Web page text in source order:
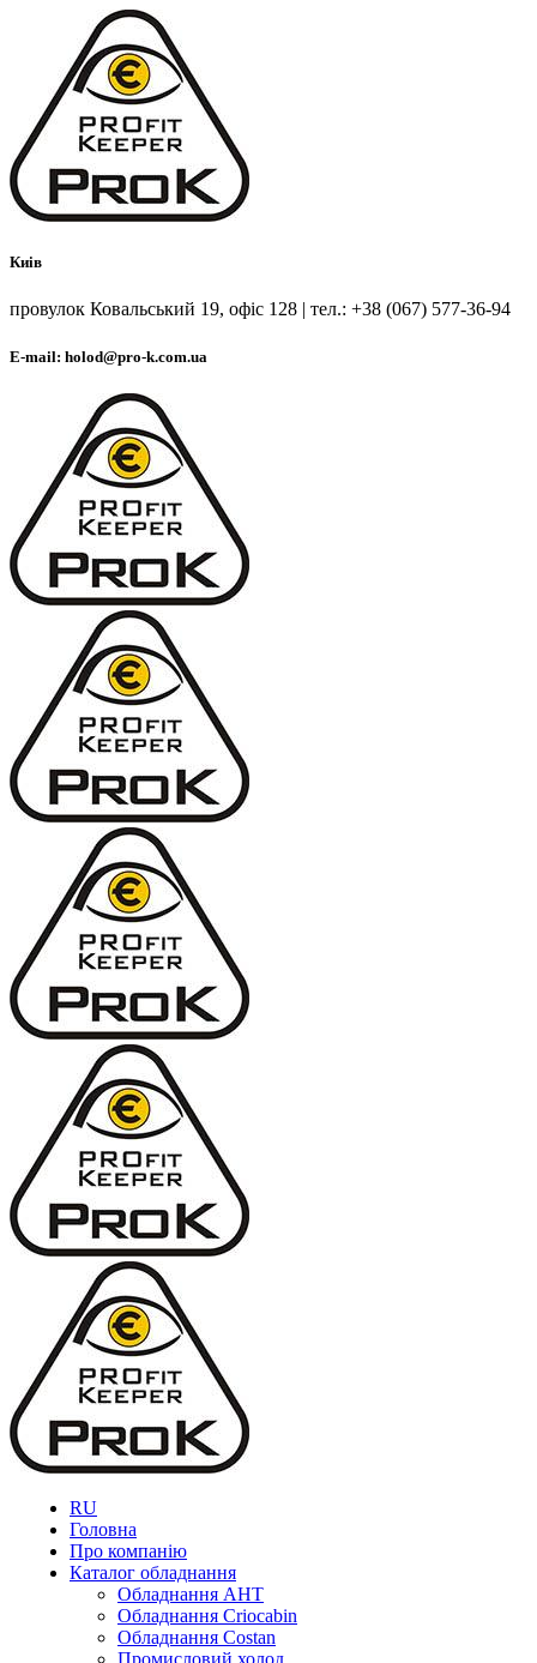
Киів
провулок Ковальський 19, офіс 128 | тел.: +38 (067) 577-36-94
E-mail: holod@pro-k.com.ua
RU
Головна
Про компанію
Каталог обладнання
Обладнання AHT
Обладнання Criocabin
Обладнання Costan
Промисловий холод